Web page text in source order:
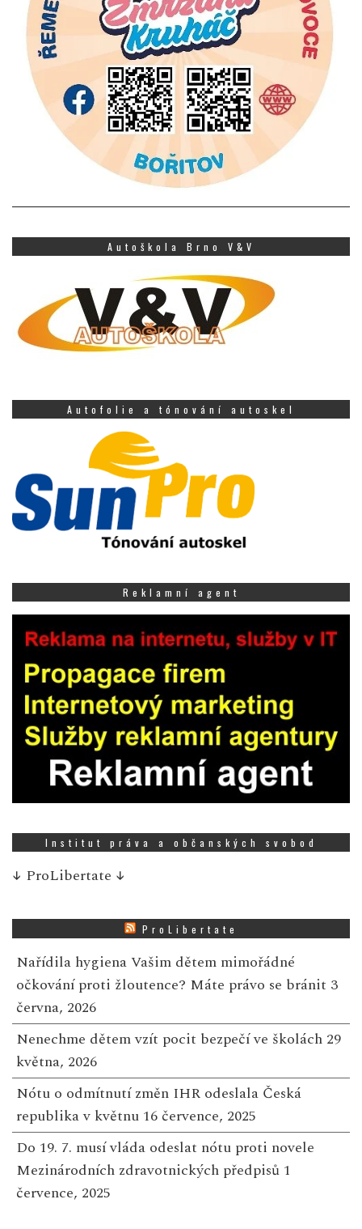
Autoškola Brno V&V
Autofolie a tónování autoskel
Reklamní agent
Institut práva a občanských svobod
↓ ProLibertate ↓
ProLibertate
Nařídila hygiena Vašim dětem mimořádné
očkování proti žloutence? Máte právo se bránit 3
června, 2026
Nenechme dětem vzít pocit bezpečí ve školách 29
května, 2026
Nótu o odmítnutí změn IHR odeslala Česká
republika v květnu 16 července, 2025
Do 19. 7. musí vláda odeslat nótu proti novele
Mezinárodních zdravotnických předpisů 1
července, 2025